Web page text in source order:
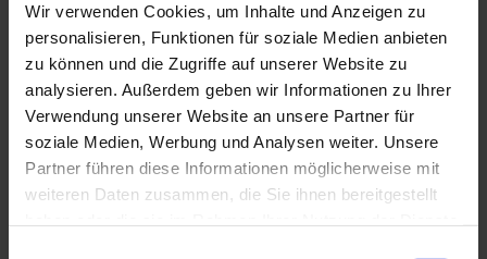
Wir verwenden Cookies, um Inhalte und Anzeigen zu
personalisieren, Funktionen für soziale Medien anbieten
zu können und die Zugriffe auf unserer Website zu
analysieren. Außerdem geben wir Informationen zu Ihrer
Verwendung unserer Website an unsere Partner für
soziale Medien, Werbung und Analysen weiter. Unsere
Partner führen diese Informationen möglicherweise mit
weiteren Daten zusammen, die Sie ihnen bereitgestellt
Adresse fürs Navi: Fallerstraße 14, 82433 Bad Kohlgrub
Parken
In der Umgebung der Hörnle-Schwebebahn gibt es folgende
gebührenpflichtige Parkmöglichkeiten:
- Parkplatz Tannenbankerlift, Stickelsgrabenstraße (aufgrund
Höhenbeschränkung keine Zufahrt für Busse!)